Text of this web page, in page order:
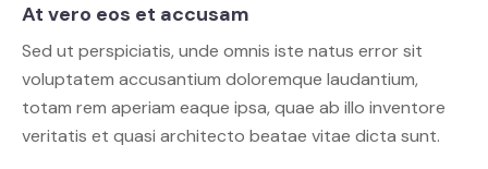
At vero eos et accusam
Sed ut perspiciatis, unde omnis iste natus error sit
voluptatem accusantium doloremque laudantium,
totam rem aperiam eaque ipsa, quae ab illo inventore
veritatis et quasi architecto beatae vitae dicta sunt.